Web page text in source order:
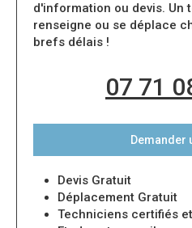
d'information ou devis. Un
renseigne ou se déplace
brefs délais !
07 71
Demander
Devis Gratuit
Déplacement Gratuit
Techniciens certifiés